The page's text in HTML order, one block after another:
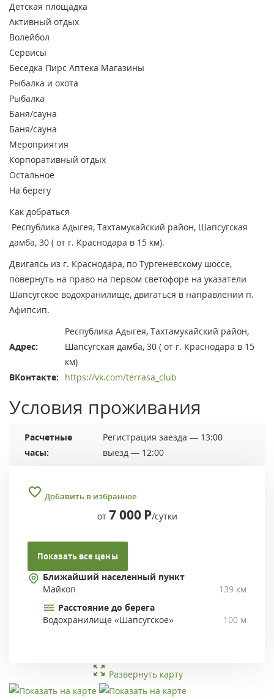
Детская площадка
Активный отдых
Волейбол
Сервисы
Беседка Пирс Аптека Магазины
Рыбалка и охота
Рыбалка
Баня/сауна
Баня/сауна
Мероприятия
Корпоративный отдых
Остальное
На берегу
Как добраться
Республика Адыгея, Тахтамукайский район, Шапсугская
дамба, 30 ( от г. Краснодара в 15 км).
Двигаясь из г. Краснодара, по Тургеневскому шоссе,
повернуть на право на первом светофоре на указатели
Шапсугское водохранилище, двигаться в направлении п.
Афипсип.
Адрес:
Республика Адыгея, Тахтамукайский район,
Шапсугская дамба, 30 ( от г. Краснодара в 15
км)
ВКонтакте:
https://vk.com/terrasa_club
Условия проживания
Расчетные
часы:
Регистрация заезда — 13:00
выезд — 12:00
Добавить в избранное
от 7 000 Р/сутки
Показать все цены
Ближайший населенный пункт
Майкоп
139 км
Расстояние до берега
Водохранилище «Шапсугское»
100 м
Развернуть карту